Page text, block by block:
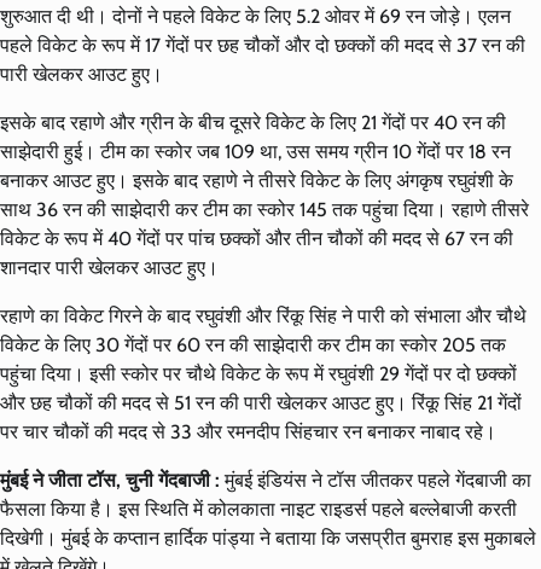
शुरुआत दी थी। दोनों ने पहले विकेट के लिए 5.2 ओवर में 69 रन जोड़े। एलन
पहले विकेट के रूप में 17 गेंदों पर छह चौकों और दो छक्कों की मदद से 37 रन की
पारी खेलकर आउट हुए।
इसके बाद रहाणे और ग्रीन के बीच दूसरे विकेट के लिए 21 गेंदों पर 40 रन की
साझेदारी हुई। टीम का स्कोर जब 109 था, उस समय ग्रीन 10 गेंदों पर 18 रन
बनाकर आउट हुए। इसके बाद रहाणे ने तीसरे विकेट के लिए अंगकृष रघुवंशी के
साथ 36 रन की साझेदारी कर टीम का स्कोर 145 तक पहुंचा दिया। रहाणे तीसरे
विकेट के रूप में 40 गेंदों पर पांच छक्कों और तीन चौकों की मदद से 67 रन की
शानदार पारी खेलकर आउट हुए।
रहाणे का विकेट गिरने के बाद रघुवंशी और रिंकू सिंह ने पारी को संभाला और चौथे
विकेट के लिए 30 गेंदों पर 60 रन की साझेदारी कर टीम का स्कोर 205 तक
पहुंचा दिया। इसी स्कोर पर चौथे विकेट के रूप में रघुवंशी 29 गेंदों पर दो छक्कों
और छह चौकों की मदद से 51 रन की पारी खेलकर आउट हुए। रिंकू सिंह 21 गेंदों
पर चार चौकों की मदद से 33 और रमनदीप सिंहचार रन बनाकर नाबाद रहे।
मुंबई ने जीता टॉस, चुनी गेंदबाजी : मुंबई इंडियंस ने टॉस जीतकर पहले गेंदबाजी का
फैसला किया है। इस स्थिति में कोलकाता नाइट राइडर्स पहले बल्लेबाजी करती
दिखेगी। मुंबई के कप्तान हार्दिक पांड्या ने बताया कि जसप्रीत बुमराह इस मुकाबले